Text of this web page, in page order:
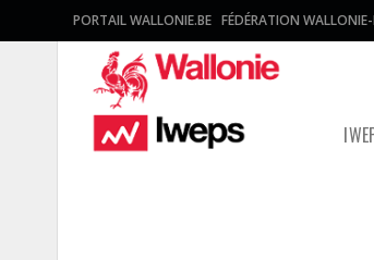
PORTAIL WALLONIE.BE FÉDÉRATION WALLONIE-